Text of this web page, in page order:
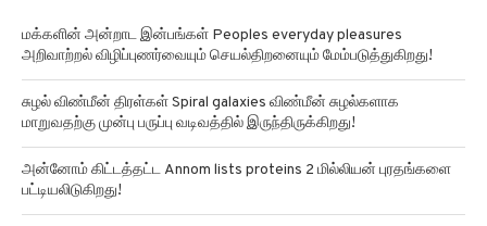
மக்களின் அன்றாட இன்பங்கள் Peoples everyday pleasures
அறிவாற்றல் விழிப்புணர்வையும் செயல்திறனையும் மேம்படுத்துகிறது!
சுழல் விண்மீன் திரள்கள் Spiral galaxies விண்மீன் சுழல்களாக
மாறுவதற்கு முன்பு பருப்பு வடிவத்தில் இருந்திருக்கிறது!
அன்னோம் கிட்டத்தட்ட Annom lists proteins 2 மில்லியன் புரதங்களை
பட்டியலிடுகிறது!